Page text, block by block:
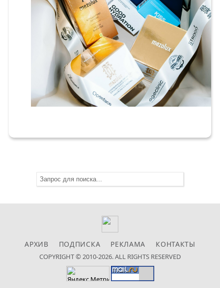
АРХИВ ПОДПИСКА РЕКЛАМА КОНТАКТЫ
COPYRIGHT © 2010-2026. ALL RIGHTS RESERVED